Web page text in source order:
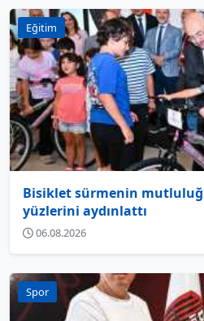
Eğitim
Bisiklet sürmenin
yüzlerini aydınlattı
06.08.2026
Spor